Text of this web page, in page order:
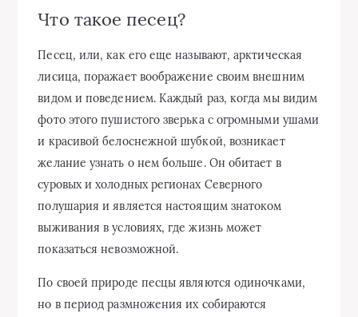
Что такое песец?
Песец, или, как его еще называют, арктическая
лисица, поражает воображение своим внешним
видом и поведением. Каждый раз, когда мы видим
фото этого пушистого зверька с огромными ушами
и красивой белоснежной шубкой, возникает
желание узнать о нем больше. Он обитает в
суровых и холодных регионах Северного
полушария и является настоящим знатоком
выживания в условиях, где жизнь может
показаться невозможной.
По своей природе песцы являются одиночками,
но в период размножения их собираются